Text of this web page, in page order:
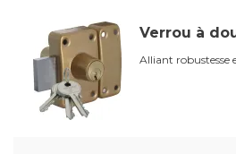
Verrou à
Alliant robustesse